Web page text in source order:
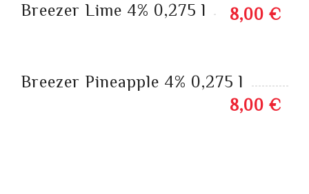
Breezer Lime 4% 0,275 l 8,00 €
Breezer Pineapple 4% 0,275 l
8,00 €